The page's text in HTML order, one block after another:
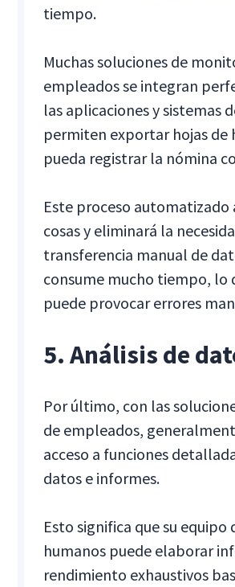
tiempo.
Muchas soluciones de
empleados se integran
las aplicaciones y sistemas
permiten exportar hojas de
pueda registrar la nómina
Este proceso automatizado
cosas y eliminará la
transferencia manual de
consume mucho tiempo, lo
puede provocar errores
5. Análisis de
Por último, con las
de empleados,
acceso a funciones
datos e informes.
Esto significa que su equipo
humanos puede elaborar
rendimiento exhaustivos